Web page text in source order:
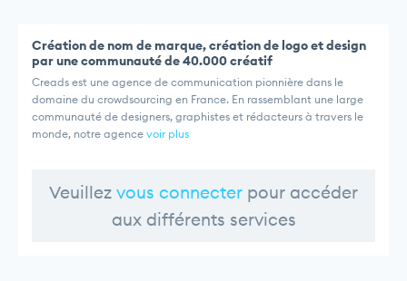
Création de nom de marque, création de logo et design
par une communauté de 40.000 créatif
Creads est une agence de communication pionnière dans le
domaine du crowdsourcing en France. En rassemblant une large
communauté de designers, graphistes et rédacteurs à travers le
monde, notre agence voir plus
Veuillez vous connecter pour accéder
aux différents services